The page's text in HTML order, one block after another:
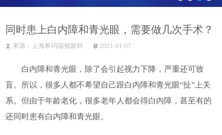
同时患上白内障和青光眼，需要做几次手术？
来源：上海希玛瑞视眼科 2021-01-07
白内障和青光眼，除了会引起视力下降，严重还可致
盲。所以，很多人都不希望自己跟白内障和青光眼“扯”上关
系。但由于年龄老化，很多老年人都会得白内障，甚至有的
还同时患有白内障和青光眼。